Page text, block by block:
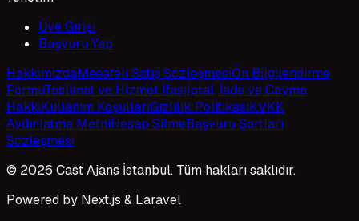
Üye Girişi
Başvuru Yap
HakkımızdaMesafeli Satış SözleşmesiÖn Bilgilendirme
FormuTeslimat ve Hizmet İfasıİptal, İade ve Cayma
HakkıKullanım KoşullarıGizlilik PolitikasıKVKK
Aydınlatma MetniHesap SilmeBaşvuru Şartları
Sözleşmesi
© 2026 Cast Ajans İstanbul. Tüm hakları saklıdır.
Powered by Next.js & Laravel